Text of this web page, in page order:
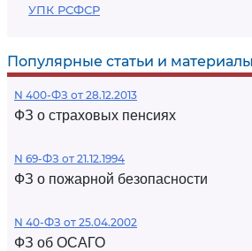
УПК РСФСР
Популярные статьи и материалы
N 400-ФЗ от 28.12.2013
ФЗ о страховых пенсиях
N 69-ФЗ от 21.12.1994
ФЗ о пожарной безопасности
N 40-ФЗ от 25.04.2002
ФЗ об ОСАГО